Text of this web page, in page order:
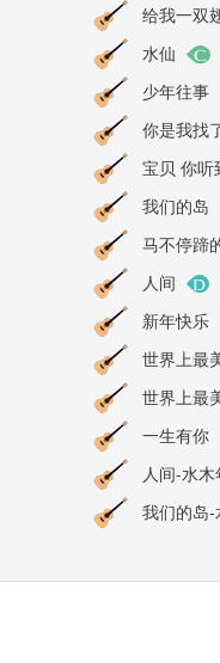
给我一双
水仙
少年往事
你是我找
宝贝 你听
我们的岛
马不停蹄
人间
新年快乐
世界上最
世界上最
一生有你
人间-水
我们的岛